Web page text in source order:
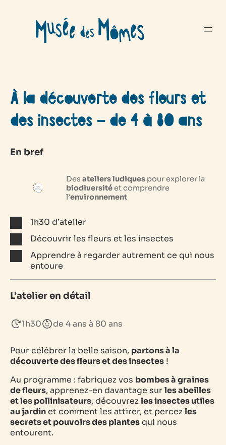
contenu
À la découverte des fleurs et
des insectes – de 4 à 80 ans
En bref
Desateliers ludiques pour explorer la
biodiversitéet comprendre
l’environnement
1h30 d’atelier
Découvrir les fleurs et les insectes
Apprendre à regarder autrement ce qui nous
entoure
L’atelier en détail
1h30 de 4 ans à 80 ans
Pour célébrer la belle saison, partons à la
découverte des fleurs et des insectes !
Au programme : fabriquez vos bombes à graines
de fleurs, apprenez-en davantage surles abeilles
et les pollinisateurs, découvrezles insectes utiles
au jardinet comment les attirer, et percezles
secrets et pouvoirs des plantesqui nous
entourent.